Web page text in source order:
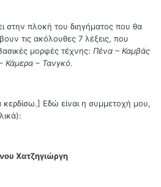
στην πλοκή του διηγήματος που θα
τις ακόλουθες 7 λέξεις, που
μορφές τέχνης: Πένα – Καμβάς
Κάμερα – Τανγκό.
Εδώ είναι η συμμετοχή μου,
Χατζηγιώργη